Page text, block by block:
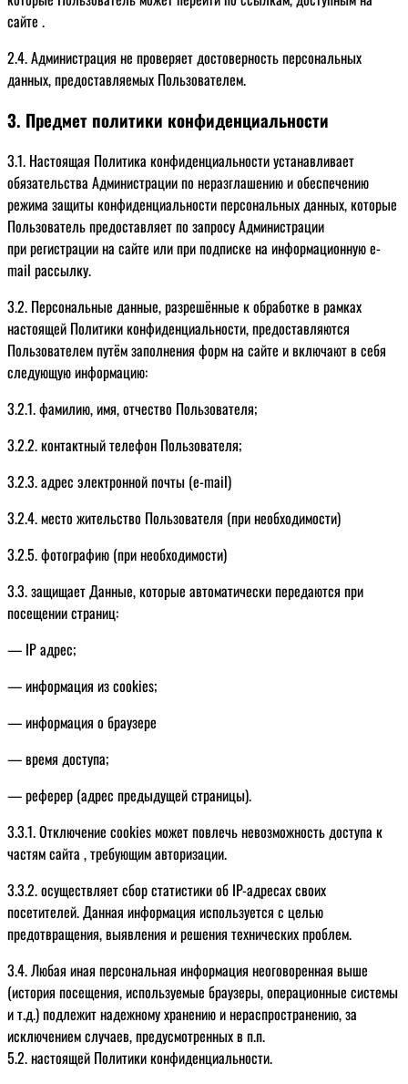
сайте .
2.4. Администрация не проверяет достоверность персональных
данных, предоставляемых Пользователем.
3. Предмет политики конфиденциальности
3.1. Настоящая Политика конфиденциальности устанавливает
обязательства Администрации по неразглашению и обеспечению
режима защиты конфиденциальности персональных данных, которые
Пользователь предоставляет по запросу Администрации
при регистрации на сайте или при подписке на информационную e-
mail рассылку.
3.2. Персональные данные, разрешённые к обработке в рамках
настоящей Политики конфиденциальности, предоставляются
Пользователем путём заполнения форм на сайте и включают в себя
следующую информацию:
3.2.1. фамилию, имя, отчество Пользователя;
3.2.2. контактный телефон Пользователя;
3.2.3. адрес электронной почты (e-mail)
3.2.4. место жительство Пользователя (при необходимости)
3.2.5. фотографию (при необходимости)
3.3. защищает Данные, которые автоматически передаются при
посещении страниц:
— IP адрес;
— информация из cookies;
— информация о браузере
— время доступа;
— реферер (адрес предыдущей страницы).
3.3.1. Отключение cookies может повлечь невозможность доступа к
частям сайта , требующим авторизации.
3.3.2. осуществляет сбор статистики об IP-адресах своих
посетителей. Данная информация используется с целью
предотвращения, выявления и решения технических проблем.
3.4. Любая иная персональная информация неоговоренная выше
(история посещения, используемые браузеры, операционные системы
и т.д.) подлежит надежному хранению и нераспространению, за
исключением случаев, предусмотренных в п.п.
5.2. настоящей Политики конфиденциальности.